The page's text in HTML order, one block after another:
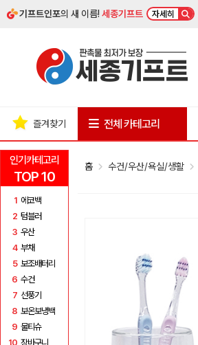
기프트인포의 새 이름!세종기프트 자세히
인기카테고리
TOP 10
1 에코백
2 텀블러
3 우산
4 부채
5 보조배터리
6 수건
7 선풍기
8 보온보냉백
9 물티슈
10 장바구니
즐겨찾기 전체 카테고리
홈 수건/우산/욕실/생활